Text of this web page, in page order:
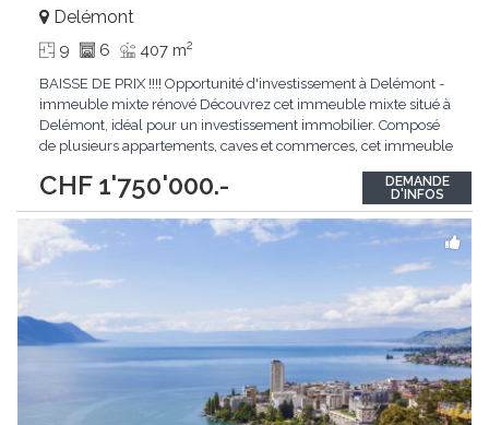
CHF 1'750'000.-
Delémont
9 6 407 m2
BAISSE DE PRIX !!!! Opportunité d'investissement à Delémont -
immeuble mixte rénové Découvrez cet immeuble mixte situé à
Delémont, idéal pour un investissement immobilier. Composé
de plusieurs appartements, caves et commerces, cet immeuble
Rénové en 2013, il est équipé d'un système de chauffage au gaz
par radiateurs. Description...
DEMANDE
D'INFOS